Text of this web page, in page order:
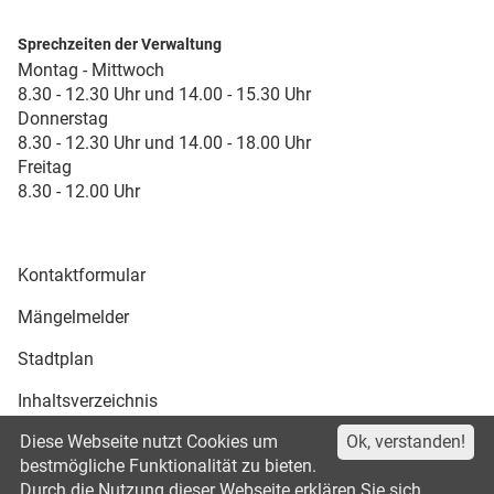
Sprechzeiten der Verwaltung
Montag - Mittwoch
8.30 - 12.30 Uhr und 14.00 - 15.30 Uhr
Donnerstag
8.30 - 12.30 Uhr und 14.00 - 18.00 Uhr
Freitag
8.30 - 12.00 Uhr
Kontaktformular
Mängelmelder
Stadtplan
Inhaltsverzeichnis
Druckansicht
Ok, verstanden!
Diese Webseite nutzt Cookies um
bestmögliche Funktionalität zu bieten.